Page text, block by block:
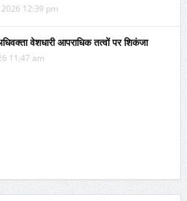
12:39 pm
वेशधारी आपराधिक तत्वों पर शिकंजा
11:47 am